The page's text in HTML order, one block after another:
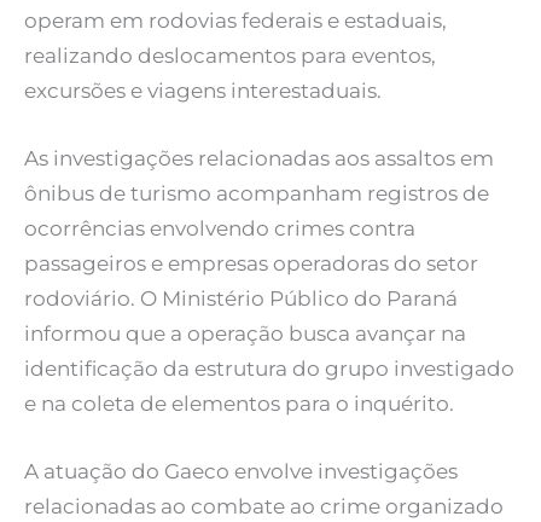
operam em rodovias federais e estaduais,
realizando deslocamentos para eventos,
excursões e viagens interestaduais.
As investigações relacionadas aos assaltos em
ônibus de turismo acompanham registros de
ocorrências envolvendo crimes contra
passageiros e empresas operadoras do setor
rodoviário. O Ministério Público do Paraná
informou que a operação busca avançar na
identificação da estrutura do grupo investigado
e na coleta de elementos para o inquérito.
A atuação do Gaeco envolve investigações
relacionadas ao combate ao crime organizado